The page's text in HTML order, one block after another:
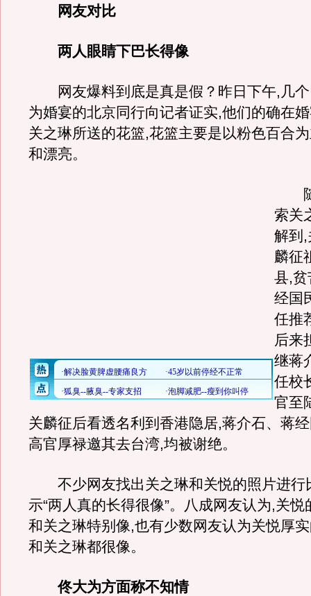
网友对比
两人眼睛下巴长得像
网友爆料到底是真是假？昨日下午,几个
为婚宴的北京同行向记者证实,他们的确在
关之琳所送的花篮,花篮主要是以粉色百合
和漂亮。
随
索关
解到,
麟征
县,贫
经国
任推
后来
继蒋
任校
官至
关麟征后看透名利到香港隐居,蒋介石、蒋
高官厚禄邀其去台湾,均被谢绝。
不少网友找出关之琳和关悦的照片进行
示“两人真的长得很像”。八成网友认为,关
和关之琳特别像,也有少数网友认为关悦厚
和关之琳都很像。
佟大为方面称不知情